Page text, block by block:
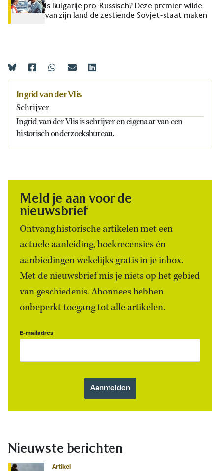
Is Bulgarije pro-Russisch? Deze premier wilde
van zijn land de zestiende Sovjet-staat maken
Ingrid van der Vlis
Schrijver
Ingrid van der Vlis is schrijver en eigenaar van een
historisch onderzoeksbureau.
Meld je aan voor de
nieuwsbrief
Ontvang historische artikelen met een
actuele aanleiding, boekrecensies én
aanbiedingen wekelijks gratis in je inbox.
Met de nieuwsbrief mis je niets op het gebied
van geschiedenis. Abonnees hebben
onbeperkt toegang tot alle artikelen.
E-mailadres
Nieuwste berichten
Artikel